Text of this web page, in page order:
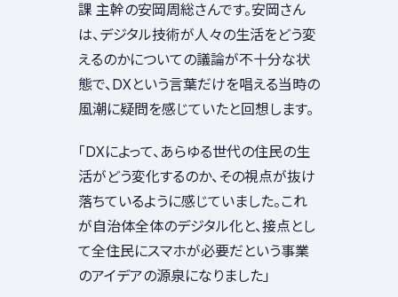
課 主幹の安岡周総さんです。安岡さん
は、デジタル技術が人々の生活をどう変
えるのかについての議論が不十分な状
態で、DXという言葉だけを唱える当時の
風潮に疑問を感じていたと回想します。
「DXによって、あらゆる世代の住民の生
活がどう変化するのか、その視点が抜け
落ちているように感じていました。これ
が自治体全体のデジタル化と、接点とし
て全住民にスマホが必要だという事業
のアイデアの源泉になりました」